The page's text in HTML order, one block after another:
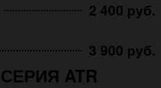
2 400 руб.
3 900 руб.
ATR